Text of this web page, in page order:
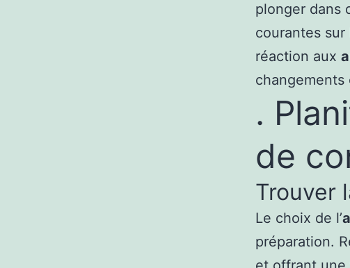
plonger dans
courantes sur
réaction aux
changements
.
de
Trouver
Le choix de l’
préparation.